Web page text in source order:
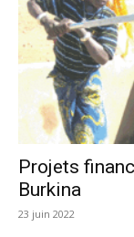
Projets
Burkina
23 juin 2022